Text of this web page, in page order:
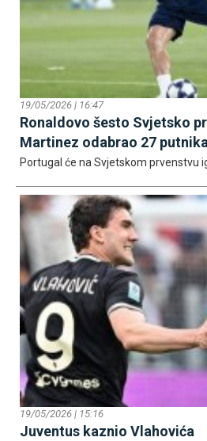
19/05/2026 | 16:47
Ronaldovo šesto Svjetsko
Martinez odabrao 27
Portugal će na Svjetskom prvenstvu
19/05/2026 | 15:16
Јuventus kaznio Vlahovića